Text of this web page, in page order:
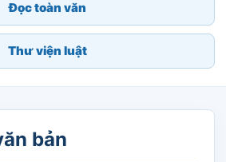
Đọc toàn văn
Thư viện luật
bản